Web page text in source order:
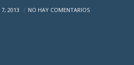
2013 NO HAY COMENTARIOS